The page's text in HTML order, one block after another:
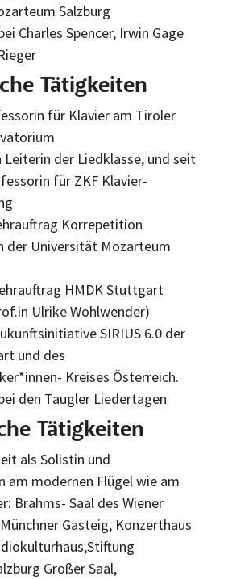
Salzburg
Charles Spencer, Irwin Gage
Tätigkeiten
für Klavier am Tiroler
Leiterin der Liedklasse, und seit
für ZKF Klavier-
Korrepetition
der Universität Mozarteum
HMDK Stuttgart
Ulrike Wohlwender)
SIRIUS 6.0 der
und des
Kreises Österreich.
den Taugler Liedertagen
Tätigkeiten
als Solistin und
am modernen Flügel wie am
Brahms- Saal des Wiener
Gasteig, Konzerthaus
Großer Saal,